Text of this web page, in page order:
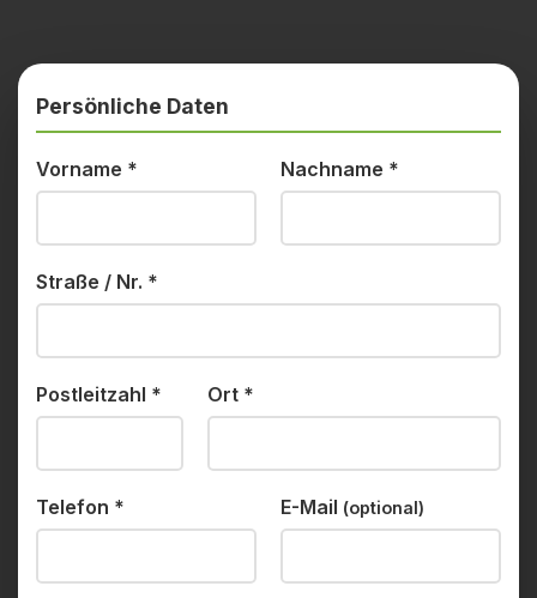
Persönliche Daten
Vorname * Nachname *
Straße / Nr. *
Postleitzahl * Ort *
Telefon * E-Mail (optional)